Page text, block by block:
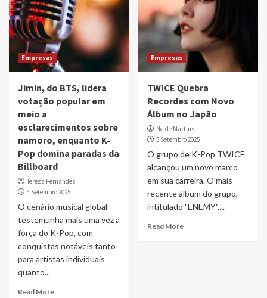
Empresas
Jimin, do BTS, lidera
votação popular em
meio a
esclarecimentos sobre
namoro, enquanto K-
Pop domina paradas da
Billboard
Tereza Fernandes
4 Setembro 2025
O cenário musical global
testemunha mais uma vez a
força do K-Pop, com
conquistas notáveis tanto
para artistas individuais
quanto...
Read More
Empresas
TWICE Quebra
Recordes com Novo
Álbum no Japão
Neide Martins
3 Setembro 2025
O grupo de K-Pop TWICE
alcançou um novo marco
em sua carreira. O mais
recente álbum do grupo,
intitulado "ENEMY",...
Read More